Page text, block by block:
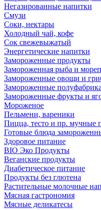
Негазированные напитки
Смузи
Соки, нектары
Холодный чай, кофе
Сок свежевыжатый
Энергетические напитки
Замороженные продукты
Замороженная рыба и
Замороженные овощи и
Замороженные
Замороженные фрукты и
Мороженое
Пельмени, вареники
Пицца, тесто и пр. мучные
Готовые блюда
Здоровое питание
BIO Эко Продукты
Веганские продукты
Диабетическое питание
Продукты без глютена
Растительные молочные
Мясная гастрономия
Мясные деликатесы